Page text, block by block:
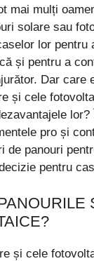
mai mulți
solare sau
lor pentru
și pentru a
Dar care
și cele
pro și
de panouri
pentru
și cele